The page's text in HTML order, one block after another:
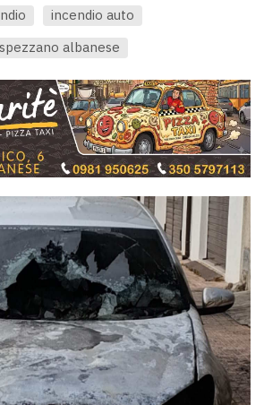
incendio auto
spezzano albanese